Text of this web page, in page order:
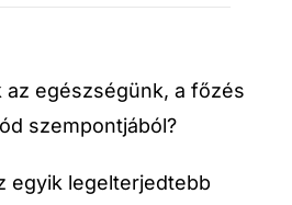
az egészségünk, a főzés
szempontjából?
egyik legelterjedtebb